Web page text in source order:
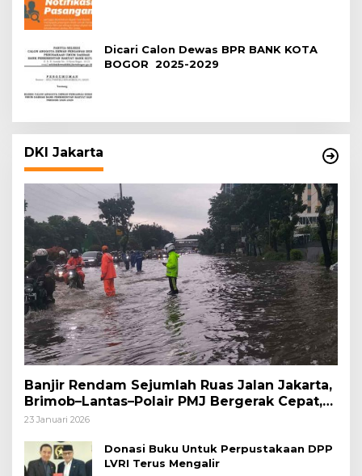
Dicari Calon Dewas BPR BANK KOTA
BOGOR 2025-2029
DKI Jakarta
Banjir Rendam Sejumlah Ruas Jalan Jakarta,
Brimob–Lantas–Polair PMJ Bergerak Cepat,
Polri Siagakan 128.247 Personel Secara
23 Januari 2026
Donasi Buku Untuk Perpustakaan DPP
LVRI Terus Mengalir